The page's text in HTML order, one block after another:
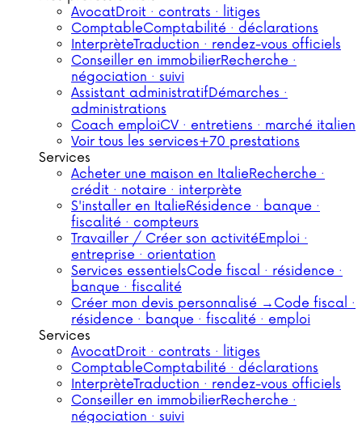
AvocatDroit · contrats · litiges
ComptableComptabilité · déclarations
InterprèteTraduction · rendez-vous officiels
Conseiller en immobilierRecherche ·
négociation · suivi
Assistant administratifDémarches ·
administrations
Coach emploiCV · entretiens · marché italien
Voir tous les services+70 prestations
Services
Acheter une maison en ItalieRecherche ·
crédit · notaire · interprète
S'installer en ItalieRésidence · banque ·
fiscalité · compteurs
Travailler / Créer son activitéEmploi ·
entreprise · orientation
Services essentielsCode fiscal · résidence ·
banque · fiscalité
Créer mon devis personnalisé → Code fiscal ·
résidence · banque · fiscalité · emploi
Services
AvocatDroit · contrats · litiges
ComptableComptabilité · déclarations
InterprèteTraduction · rendez-vous officiels
Conseiller en immobilierRecherche ·
négociation · suivi